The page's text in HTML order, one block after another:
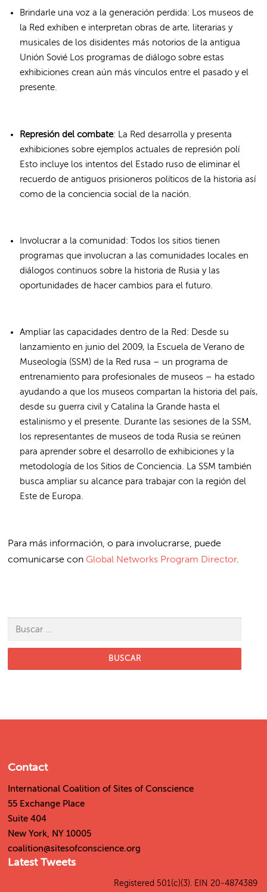
Brindarle una voz a la generación perdida: Los museos de
la Red exhiben e interpretan obras de arte, literarias y
musicales de los disidentes más notorios de la antigua
Unión Sovié Los programas de diálogo sobre estas
exhibiciones crean aún más vínculos entre el pasado y el
presente.
Represión del combate: La Red desarrolla y presenta
exhibiciones sobre ejemplos actuales de represión polí
Esto incluye los intentos del Estado ruso de eliminar el
recuerdo de antiguos prisioneros políticos de la historia así
como de la conciencia social de la nación.
Involucrar a la comunidad: Todos los sitios tienen
programas que involucran a las comunidades locales en
diálogos continuos sobre la historia de Rusia y las
oportunidades de hacer cambios para el futuro.
Ampliar las capacidades dentro de la Red: Desde su
lanzamiento en junio del 2009, la Escuela de Verano de
Museología (SSM) de la Red rusa – un programa de
entrenamiento para profesionales de museos – ha estado
ayudando a que los museos compartan la historia del país,
desde su guerra civil y Catalina la Grande hasta el
estalinismo y el presente. Durante las sesiones de la SSM,
los representantes de museos de toda Rusia se reúnen
para aprender sobre el desarrollo de exhibiciones y la
metodología de los Sitios de Conciencia. La SSM también
busca ampliar su alcance para trabajar con la región del
Este de Europa.
Para más información, o para involucrarse, puede
comunicarse con Global Networks Program Director.
Buscar:
Contact
International Coalition of Sites of Conscience
55 Exchange Place
Suite 404
New York, NY 10005
coalition@sitesofconscience.org
Latest Tweets
Registered 501(c)(3). EIN 20-4874389